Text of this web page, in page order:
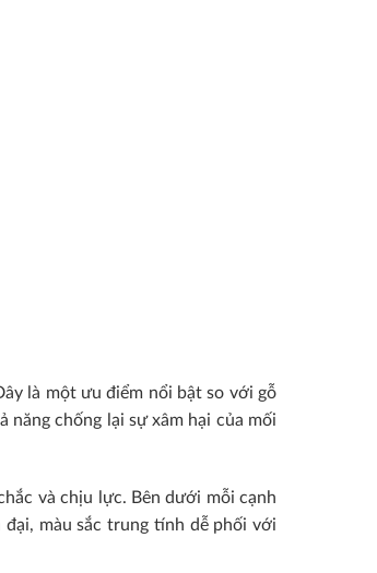
là một ưu điểm nổi bật so với gỗ
chống lại sự xâm hại của mối
và chịu lực. Bên dưới mỗi cạnh
màu sắc trung tính dễ phối với